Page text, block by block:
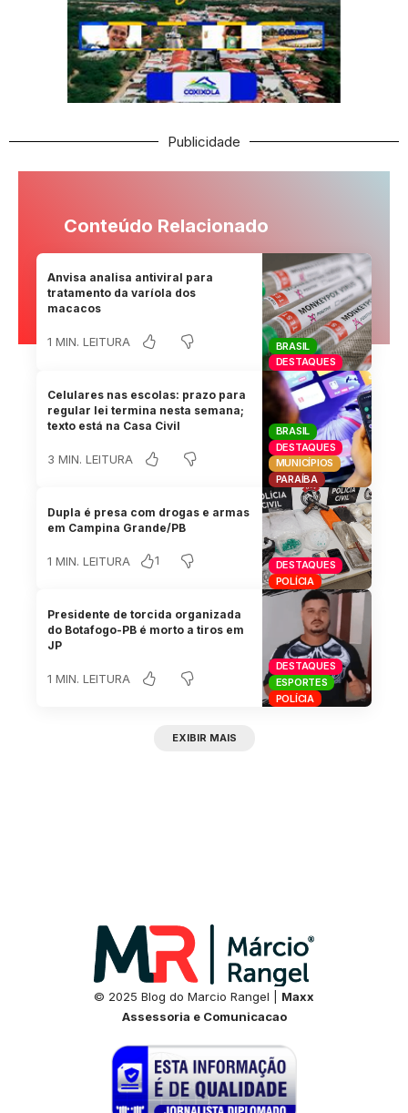
Publicidade
Conteúdo Relacionado
BRASIL
DESTAQUES
Anvisa analisa antiviral para
tratamento da varíola dos
macacos
1 MIN. LEITURA
BRASIL
DESTAQUES
MUNICÍPIOS
PARAÍBA
Celulares nas escolas: prazo para
regular lei termina nesta semana;
texto está na Casa Civil
3 MIN. LEITURA
DESTAQUES
POLÍCIA
Dupla é presa com drogas e armas
em Campina Grande/PB
1 MIN. LEITURA 1
DESTAQUES
ESPORTES
POLÍCIA
Presidente de torcida organizada
do Botafogo-PB é morto a tiros em
JP
1 MIN. LEITURA
EXIBIR MAIS
© 2025 Blog do Marcio Rangel | Maxx
Assessoria e Comunicacao